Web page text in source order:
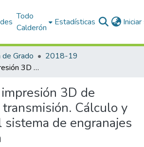
Todo
Calderón
Estadísticas
de Grado
2018-19
Modelado e impresión 3D de sistemas de transmisión. Cálculo y rediseño del sistema de engranajes de un winch
3D de
Cálculo y
sistema de engranajes